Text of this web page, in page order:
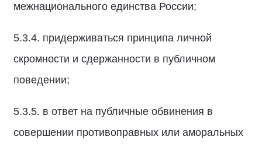
межнационального единства России;
5.3.4. придерживаться принципа личной
скромности и сдержанности в публичном
поведении;
5.3.5. в ответ на публичные обвинения в
совершении противоправных или аморальных